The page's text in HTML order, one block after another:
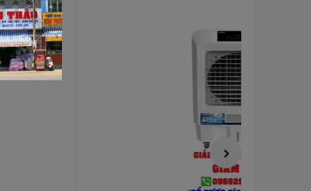
nước (L)
Kích thước máy ( Dài x
Rộng x Cao)
720x720x1.390 MM
Diện tích làm mát (M²)
Công Ty TNHH Sản